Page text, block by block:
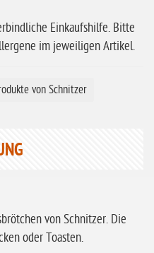
Einkaufshilfe. Bitte
im jeweiligen Artikel.
von Schnitzer
von Schnitzer. Die
oder Toasten.